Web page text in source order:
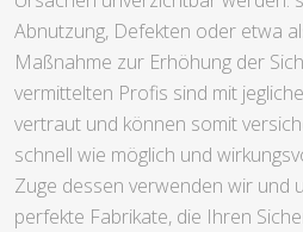
Abnutzung, Defekten oder etwa
Maßnahme zur Erhöhung der
vermittelten Profis sind mit
vertraut und können somit
schnell wie möglich und
Zuge dessen verwenden wir und
perfekte Fabrikate, die Ihren